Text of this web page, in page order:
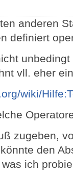
anderen
definiert
vll. eher
wiki/
zugeben,
den
ich